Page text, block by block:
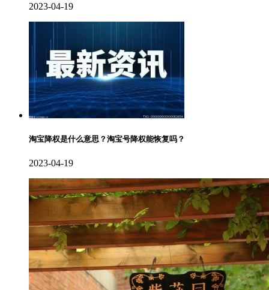
2023-04-19
淘宝降权是什么意思？淘宝号降权能恢复吗？
2023-04-19